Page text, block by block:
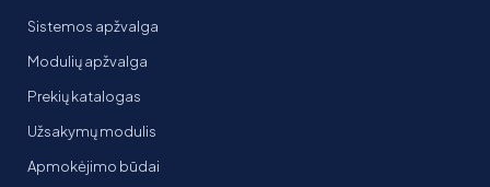
Sistemos apžvalga
Modulių apžvalga
Prekių katalogas
Užsakymų modulis
Apmokėjimo būdai